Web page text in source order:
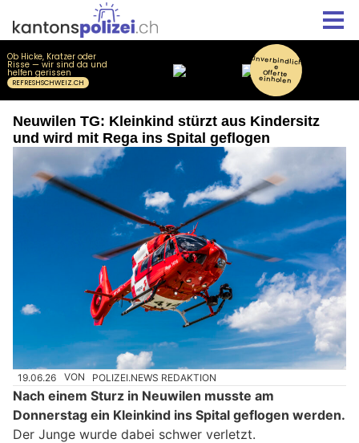
Neuwilen TG: Kleinkind stürzt aus Kindersitz
und wird mit Rega ins Spital geflogen
19.06.26 VON POLIZEI.NEWS REDAKTION
Nach einem Sturz in Neuwilen musste am
Donnerstag ein Kleinkind ins Spital geflogen werden.
Der Junge wurde dabei schwer verletzt.